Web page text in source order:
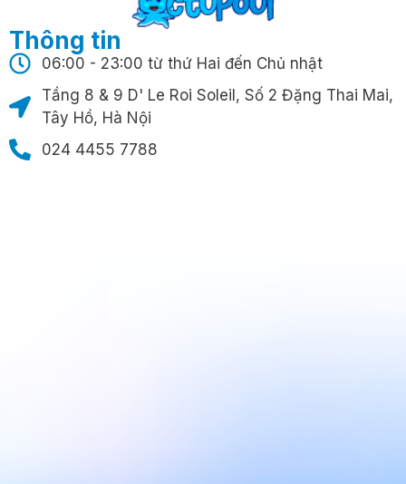
Thông tin
06:00 - 23:00 từ thứ Hai đến Chủ nhật
Tầng 8 & 9 D' Le Roi Soleil, Số 2 Đặng Thai Mai,
Tây Hồ, Hà Nội
024 4455 7788